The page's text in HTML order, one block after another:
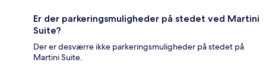
Er der parkeringsmuligheder på stedet ved Martini
Suite?
Der er desværre ikke parkeringsmuligheder på stedet på
Martini Suite.